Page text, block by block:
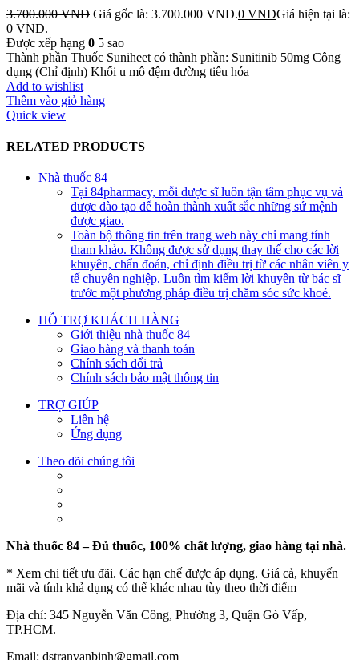
3.700.000VND Giá gốc là: 3.700.000 VND.0 VNDGiá hiện tại là:
0 VND.
Được xếp hạng 0 5 sao
Thành phần Thuốc Suniheet có thành phần: Sunitinib 50mg Công
dụng (Chỉ định) Khối u mô đệm đường tiêu hóa
Add to wishlist
Thêm vào giỏ hàng
Quick view
RELATED PRODUCTS
Nhà thuốc 84
Tại 84pharmacy, mỗi dược sĩ luôn tận tâm phục vụ và
được đào tạo để hoàn thành xuất sắc những sứ mệnh
được giao.
Toàn bộ thông tin trên trang web này chỉ mang tính
tham khảo. Không được sử dụng thay thế cho các lời
khuyên, chẩn đoán, chỉ định điều trị từ các nhân viên y
tế chuyên nghiệp. Luôn tìm kiếm lời khuyên từ bác sĩ
trước một phương pháp điều trị chăm sóc sức khoẻ.
HỖ TRỢ KHÁCH HÀNG
Giới thiệu nhà thuốc 84
Giao hàng và thanh toán
Chính sách đổi trả
Chính sách bảo mật thông tin
TRỢ GIÚP
Liên hệ
Ứng dụng
Theo dõi chúng tôi
Nhà thuốc 84 – Đủ thuốc, 100% chất lượng, giao hàng tại nhà.
* Xem chi tiết ưu đãi. Các hạn chế được áp dụng. Giá cả, khuyến
mãi và tính khả dụng có thể khác nhau tùy theo thời điểm
Địa chỉ: 345 Nguyễn Văn Công, Phường 3, Quận Gò Vấp,
TP.HCM.
Email: dstranvanbinh@gmail.com